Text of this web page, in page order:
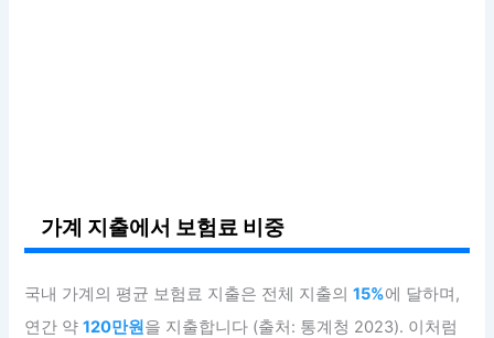
가계 지출에서 보험료 비중
국내 가계의 평균 보험료 지출은 전체 지출의15%에 달하며,
연간 약120만원을 지출합니다 (출처: 통계청 2023). 이처럼